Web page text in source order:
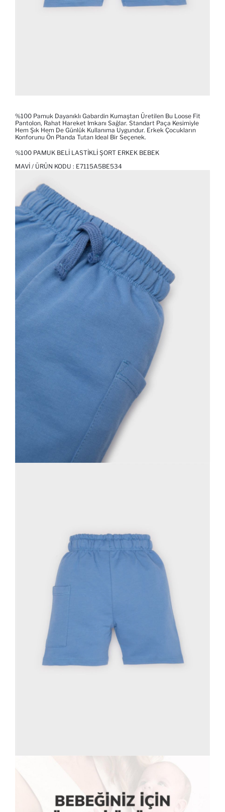
%100 Pamuk Dayanıklı Gabardin Kumaştan Üretilen Bu Loose Fit
Pantolon, Rahat Hareket Imkanı Sağlar. Standart Paça Kesimiyle
Hem Şık Hem De Günlük Kullanıma Uygundur. Erkek Çocukların
Konforunu Ön Planda Tutan Ideal Bir Seçenek.
%100 PAMUK BELI LASTIKLI ŞORT ERKEK BEBEK
MAVI / ÜRÜN KODU : E7115A5BE534